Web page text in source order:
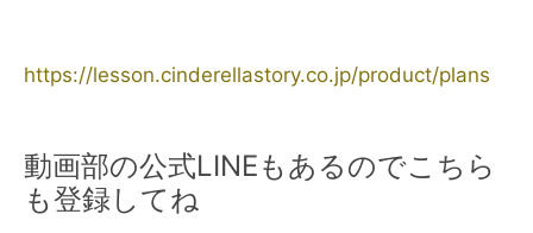
https://lesson.cinderellastory.co.jp/product/plans
動画部の公式LINEもあるのでこちら
も登録してね